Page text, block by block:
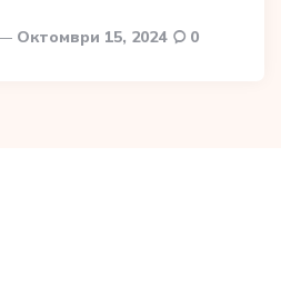
Октомври 15, 2024 0